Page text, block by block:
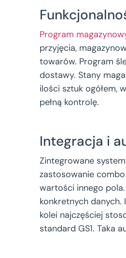
Program
przyjęcia,
towarów. Program
dostawy. Stany
ilości sztuk ogółem,
pełną kontrolę.
Integracja i
Zintegrowane
zastosowanie
wartości innego
konkretnych danych.
kolei najczęściej
standard GS1. Taka